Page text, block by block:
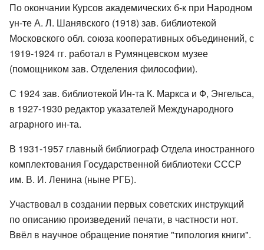
По окончании Курсов академических б-к при Народном
ун-те А. Л. Шанявского (1918) зав. библиотекой
Московского обл. союза кооперативных объединений, с
1919-1924 гг. работал в Румянцевском музее
(помощником зав. Отделения философии).
С 1924 зав. библиотекой Ин-та К. Маркса и Ф, Энгельса,
в 1927-1930 редактор указателей Международного
аграрного ин-та.
В 1931-1957 главный библиограф Отдела иностранного
комплектования Государственной библиотеки СССР
им. В. И. Ленина (ныне РГБ).
Участвовал в создании первых советских инструкций
по описанию произведений печати, в частности нот.
Ввёл в научное обращение понятие "типология книги".